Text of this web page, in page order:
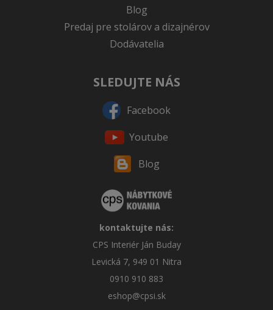
Blog
Predaj pre stolárov a dizajnérov
Dodávatelia
SLEDUJTE NÁS
Facebook
Youtube
Blog
kontaktujte nás:
CPS Interiér Ján Buday
Levická 7, 949 01 Nitra
0910 910 883
eshop@cpsi.sk